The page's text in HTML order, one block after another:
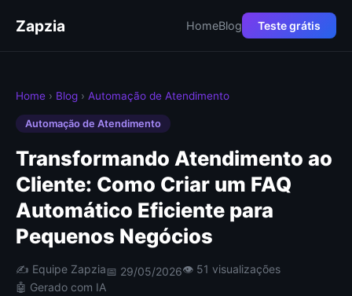
Zapzia HomeBlog Teste grátis
Home › Blog › Automação de Atendimento
Automação de Atendimento
Transformando Atendimento ao
Cliente: Como Criar um FAQ
Automático Eficiente para
Pequenos Negócios
✍️ Equipe Zapzia📅 29/05/2026👁 51 visualizações
🤖 Gerado com IA